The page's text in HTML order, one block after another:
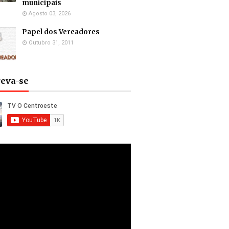
municipais
Agosto 03, 2026
Papel dos Vereadores
Outubro 31, 2011
se